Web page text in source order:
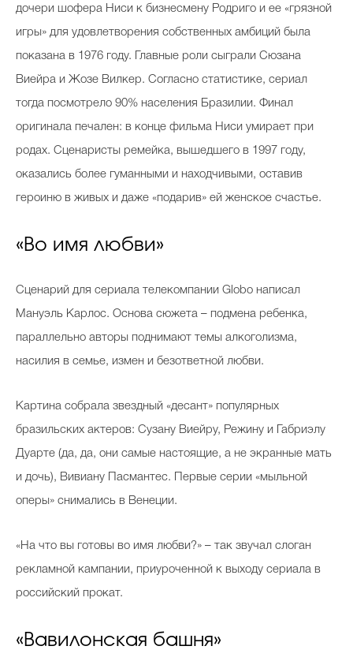
дочери шофера Ниси к бизнесмену Родриго и ее «грязной
игры» для удовлетворения собственных амбиций была
показана в 1976 году. Главные роли сыграли Сюзана
Виейра и Жозе Вилкер. Согласно статистике, сериал
тогда посмотрело 90% населения Бразилии. Финал
оригинала печален: в конце фильма Ниси умирает при
родах. Сценаристы ремейка, вышедшего в 1997 году,
оказались более гуманными и находчивыми, оставив
героиню в живых и даже «подарив» ей женское счастье.
«Во имя любви»
Сценарий для сериала телекомпании Globo написал
Мануэль Карлос. Основа сюжета – подмена ребенка,
параллельно авторы поднимают темы алкоголизма,
насилия в семье, измен и безответной любви.
Картина собрала звездный «десант» популярных
бразильских актеров: Сузану Виейру, Режину и Габриэлу
Дуарте (да, да, они самые настоящие, а не экранные мать
и дочь), Вивиану Пасмантес. Первые серии «мыльной
оперы» снимались в Венеции.
«На что вы готовы во имя любви?» – так звучал слоган
рекламной кампании, приуроченной к выходу сериала в
российский прокат.
«Вавилонская башня»